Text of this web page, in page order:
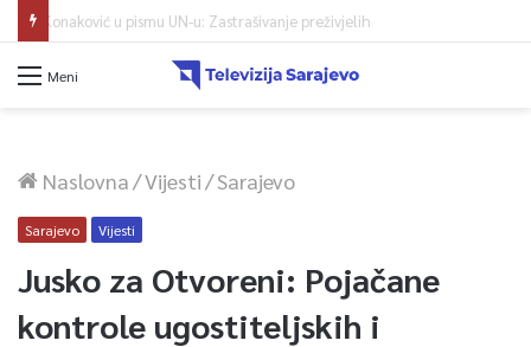
Protest zeničkih rudara do ispunjenja zahtjeva
Meni
Naslovna/Vijesti/Sarajevo
Sarajevo Vijesti
Jusko za Otvoreni: Pojačane
kontrole ugostiteljskih i